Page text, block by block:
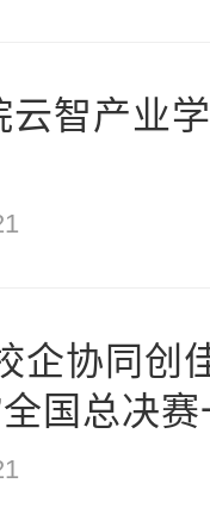
云智产业
企协同创
国总决